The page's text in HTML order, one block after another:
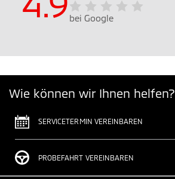
bei Google
Wie können wir Ihnen helfen?
SERVICETERMIN VEREINBAREN
PROBEFAHRT VEREINBAREN